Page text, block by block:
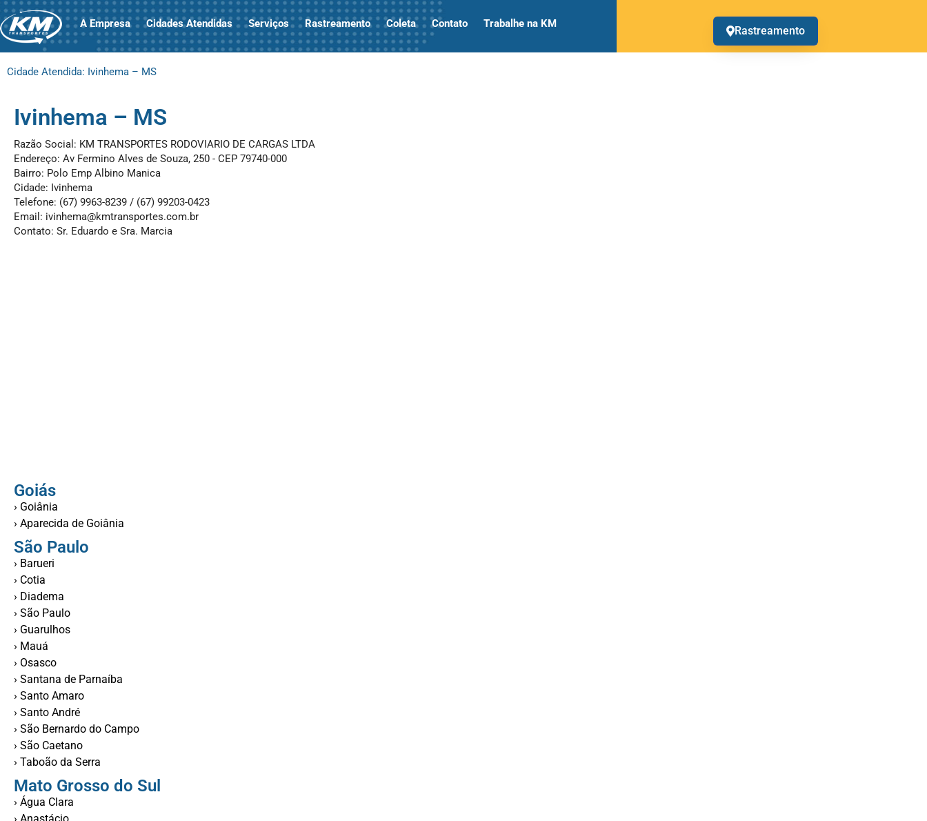
A Empresa Cidades Atendidas Serviços Rastreamento Coleta Contato Trabalhe na KM
Rastreamento
Cidade Atendida: Ivinhema – MS
Ivinhema – MS
Razão Social: KM TRANSPORTES RODOVIARIO DE CARGAS LTDA
Endereço: Av Fermino Alves de Souza, 250 - CEP 79740-000
Bairro: Polo Emp Albino Manica
Cidade: Ivinhema
Telefone: (67) 9963-8239 / (67) 99203-0423
Email: ivinhema@kmtransportes.com.br
Contato: Sr. Eduardo e Sra. Marcia
Goiás
› Goiânia
› Aparecida de Goiânia
São Paulo
› Barueri
› Cotia
› Diadema
› São Paulo
› Guarulhos
› Mauá
› Osasco
› Santana de Parnaíba
› Santo Amaro
› Santo André
› São Bernardo do Campo
› São Caetano
› Taboão da Serra
Mato Grosso do Sul
› Água Clara